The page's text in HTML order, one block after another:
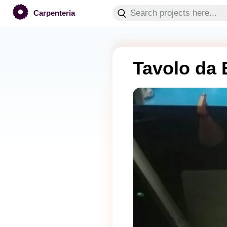
Carpenteria
Tavolo da